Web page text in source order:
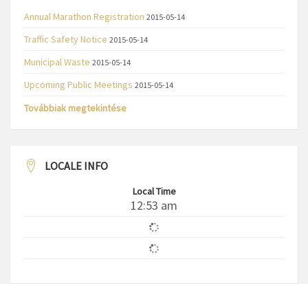
Annual Marathon Registration 2015-05-14
Traffic Safety Notice 2015-05-14
Municipal Waste 2015-05-14
Upcoming Public Meetings 2015-05-14
Továbbiak megtekintése
LOCALE INFO
Local Time
12:53 am